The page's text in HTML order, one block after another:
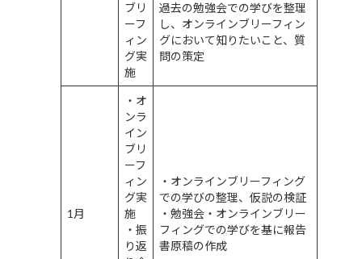
ブリ
ーフ
ィン
グ実
施
過去の勉強会での学びを整理
し、オンラインブリーフィン
グにおいて知りたいこと、質
問の策定
1月
・オ
ンラ
イン
ブリ
ーフ
ィン
グ実
施
・振
り返
・オンラインブリーフィング
での学びの整理、仮説の検証
・勉強会・オンラインブリー
フィングでの学びを基に報告
書原稿の作成